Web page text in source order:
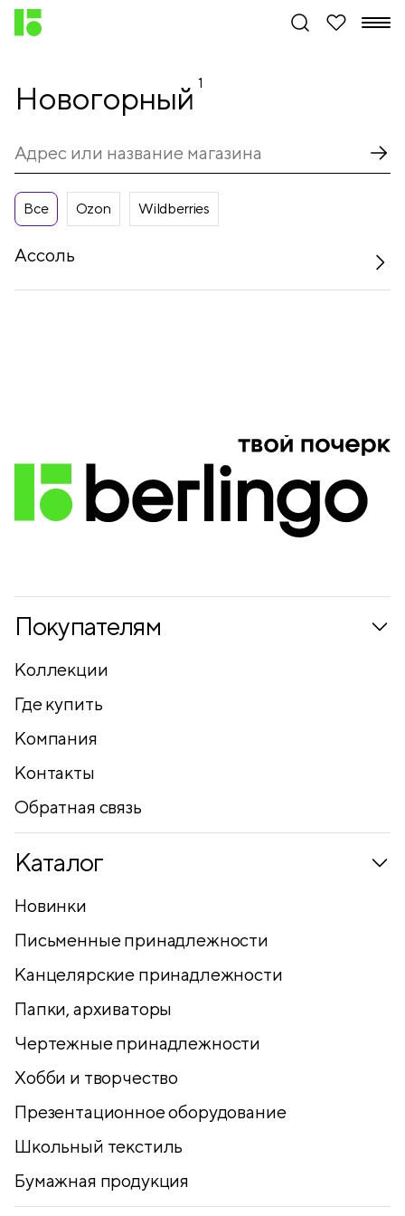
Новогорный 1
Все Ozon Wildberries
Ассоль
Покупателям
Коллекции
Где купить
Компания
Контакты
Обратная связь
Каталог
Новинки
Письменные принадлежности
Канцелярские принадлежности
Папки, архиваторы
Чертежные принадлежности
Хобби и творчество
Презентационное оборудование
Школьный текстиль
Бумажная продукция